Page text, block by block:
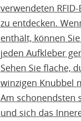
verwendeten
zu entdecken.
enthält, können
jeden Aufkleber
Sehen Sie flache,
winzigen Knubbel
Am schonendsten
und sich das